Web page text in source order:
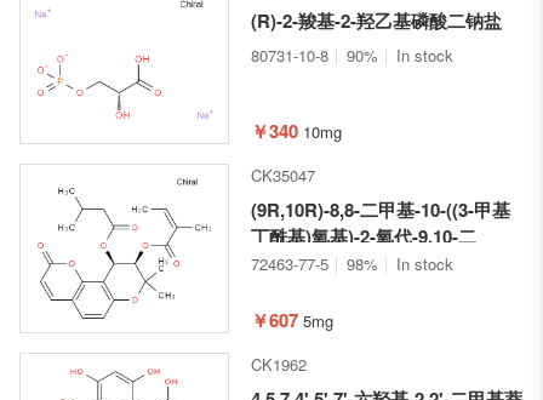
(R)-2-羧基-2-羟乙基磷酸二钠盐
80731-10-8 90% In stock
￥340 10mg
CK35047
(9R,10R)-8,8-二甲基-10-((3-甲基
丁酰基)氧基)-2-氧代-9,10-二
氢-2H,8H-吡喃并[2,3-f]苯并吡
72463-77-5 98% In stock
￥607 5mg
CK1962